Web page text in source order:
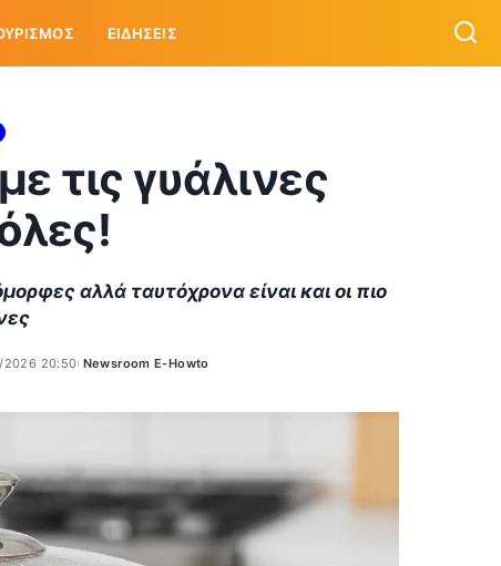
ΕΙΔΗΣΕΙΣ
τις γυάλινες
αλλά ταυτόχρονα είναι και οι πιο
2026 20:50
Posted
Newsroom E-Howto